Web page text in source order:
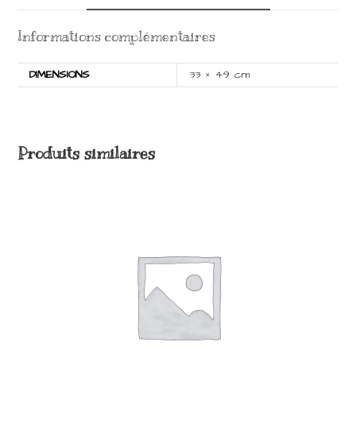
Informations complémentaires
DIMENSIONS 33 × 49 cm
Produits similaires